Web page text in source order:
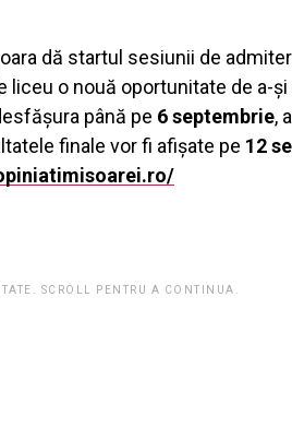
dă startul sesiunii de
liceu o nouă oportunitate de a-
până pe 6 septembrie,
finale vor fi afișate pe 12
SCROLL PENTRU A CONTINUA.